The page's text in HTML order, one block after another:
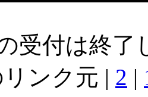
受付は終了
ンク元 | 2 |